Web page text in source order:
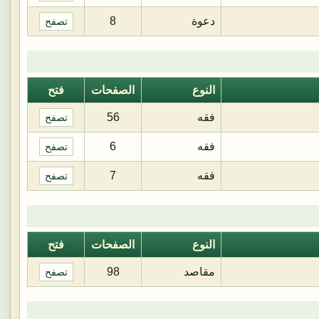
دعوة 8 تصفح
النوع الصفحات فتح
فقه 56 تصفح
فقه 6 تصفح
فقه 7 تصفح
النوع الصفحات فتح
مقاصد 98 تصفح